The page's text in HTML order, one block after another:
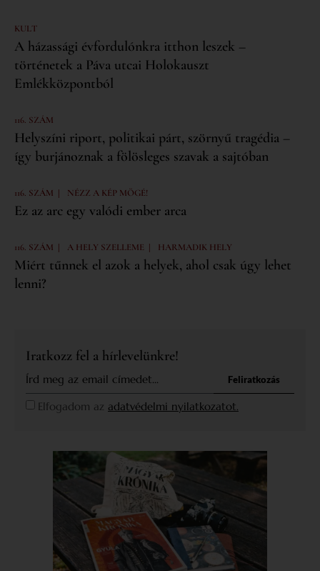
KULT
A házassági évfordulónkra itthon leszek –
történetek a Páva utcai Holokauszt
Emlékközpontból
116. SZÁM
Helyszíni riport, politikai párt, szörnyű tragédia –
így burjánoznak a fölösleges szavak a sajtóban
116. SZÁM | NÉZZ A KÉP MÖGÉ!
Ez az arc egy valódi ember arca
116. SZÁM | A HELY SZELLEME | HARMADIK HELY
Miért tűnnek el azok a helyek, ahol csak úgy lehet
lenni?
Iratkozz fel a hírlevelünkre!
Elfogadom az adatvédelmi nyilatkozatot.
Feliratkozás